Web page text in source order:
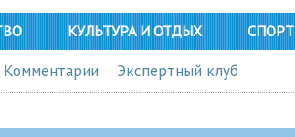
КУЛЬТУРА И ОТДЫХ СПОРТ
Комментарии Экспертный клуб